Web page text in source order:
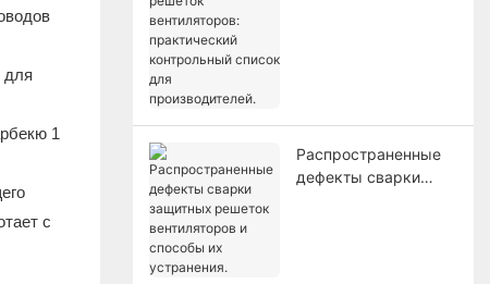
для
с
Распространенные
дефекты сварки